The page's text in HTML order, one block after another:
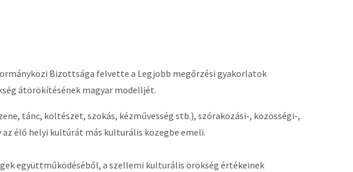
Bizottsága felvette a Legjobb megőrzési gyakorlatok
átörökítésének magyar modelljét.
tánc, költészet, szokás, kézművesség stb.), szórakozási-, közösségi-,
élő helyi kultúrát más kulturális közegbe emeli.
együttműködéséből, a szellemi kulturális örökség értékeinek